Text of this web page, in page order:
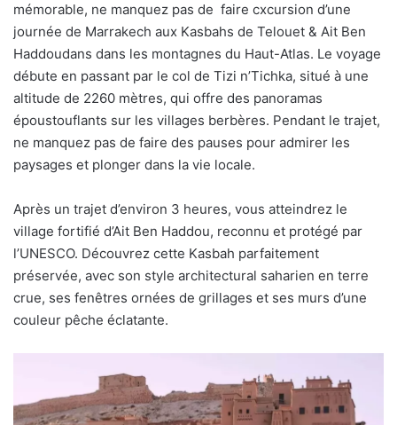
mémorable, ne manquez pas de faire cxcursion d’une
journée de Marrakech aux Kasbahs de Telouet & Ait Ben
Haddoudans dans les montagnes du Haut-Atlas. Le voyage
débute en passant par le col de Tizi n’Tichka, situé à une
altitude de 2260 mètres, qui offre des panoramas
époustouflants sur les villages berbères. Pendant le trajet,
ne manquez pas de faire des pauses pour admirer les
paysages et plonger dans la vie locale.
Après un trajet d’environ 3 heures, vous atteindrez le
village fortifié d’Ait Ben Haddou, reconnu et protégé par
l’UNESCO. Découvrez cette Kasbah parfaitement
préservée, avec son style architectural saharien en terre
crue, ses fenêtres ornées de grillages et ses murs d’une
couleur pêche éclatante.